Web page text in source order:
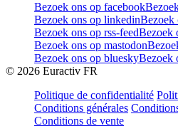
Bezoek ons op facebook
Bezoek ons op linkedinBezoek
Bezoek ons op rss-feedBezoek
Bezoek ons op mastodon
Bezoek ons op blueskyBezoek
© 2026 Euractiv FR
Politique de confidentialité
Conditions générales
Conditions de vente